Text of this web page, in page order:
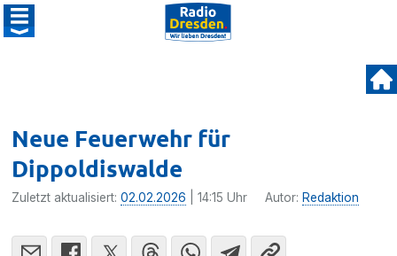
Neue Feuerwehr für
Dippoldiswalde
Zuletzt aktualisiert:02.02.2026 | 14:15 Uhr Autor: Redaktion